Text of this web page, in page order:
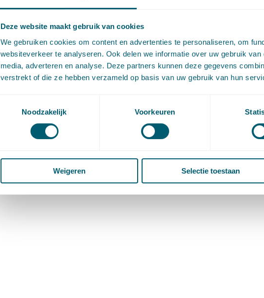
Deze website maakt gebruik van cookies
We gebruiken cookies om content en advertenties te personaliseren, om
websiteverkeer te analyseren. Ook delen we informatie over uw gebruik
media, adverteren en analyse. Deze partners kunnen deze gegevens
verstrekt of die ze hebben verzameld op basis van uw gebruik van hun
Noodzakelijk
Voorkeuren
Weigeren Selectie toestaan